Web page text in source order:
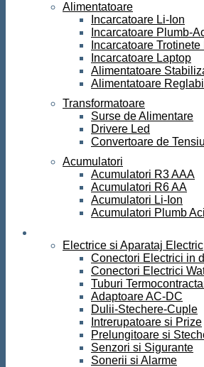
Alimentatoare
Incarcatoare Li-Ion
Incarcatoare Plumb-
Incarcatoare
Incarcatoare Laptop
Alimentatoare
Alimentatoare
Transformatoare
Surse de Alimentare
Drivere Led
Convertoare de
Acumulatori
Acumulatori R3 AAA
Acumulatori R6 AA
Acumulatori Li-Ion
Acumulatori Plumb
Electrice si Aparataj Electric
Conectori Electrici in
Conectori Electrici
Tuburi
Adaptoare AC-DC
Dulii-Stechere-Cuple
Intrerupatoare si Prize
Prelungitoare si
Senzori si Sigurante
Sonerii si Alarme